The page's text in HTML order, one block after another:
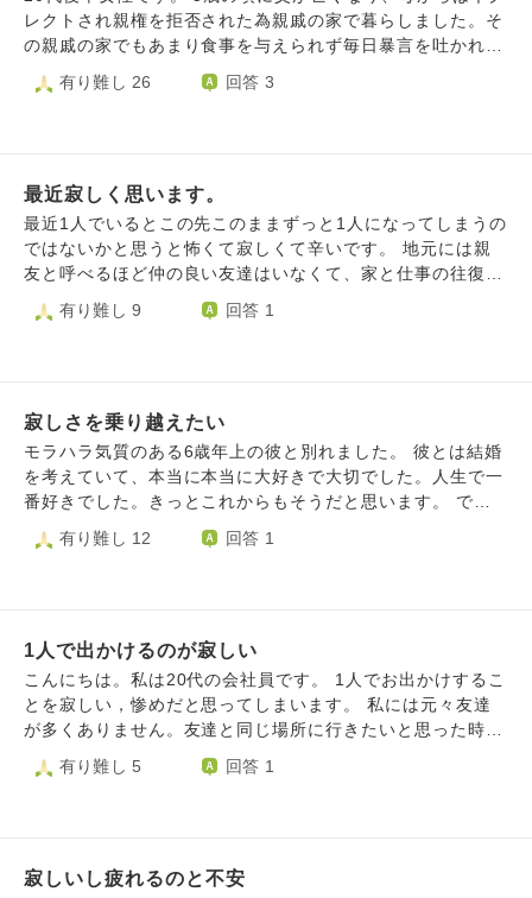
レクトされ親権を拒否された為親戚の家で暮らしました。そ
の親戚の家でもあまり食事を与えられず毎日暴言を吐かれ肩
身の狭い思いをして育ちました。 現在は会社員となり自立
して暮らしていますが5歳の頃からずっと虚しいです。 子ど
周りに迷惑をかけないようなるべく明るく普通の人に見える
よう振る舞っています。職場では優しい人達に囲まれていて
私は幸せ者のはずなのに過去に楽しかった思い出がない事や
自身の中身の空っぽさに人と話しが上手くあわず疲れます。
して子育てをする事で人生を明るくしていけばいいのは頭で
もの頃の自分がいて周りの幸せそうな人を妬んでしまいま
す。 どうして自分を守ってくれる人がいなかったのかと悔
しい気持ちで今でも泣いています。 20代後半にもなってく
よくよしている自分がすごく嫌いです。 色々な男の人とデ
た。 お父さんがいなくなった虚しさをどうしたら消せるで
有り難し 26 回答 3
最近寂しく思います。
最近1人でいるとこの先このままずっと1人になってしまうの
ではないかと思うと怖くて寂しくて辛いです。 地元には親
友と呼べるほど仲の良い友達はいなくて、家と仕事の往復の
毎日です。 家族とは仲は良いのですが、他の友達はそれぞ
れ彼氏とか結婚とかで日々変化しているのに私はこのままで
人暮らしして新しい目標に向かって頑張ろうとしてもやっぱ
り1人が怖いし、新しい環境や新しい仕事で頑張れる自信も
ありません。私のような人間のことを好きになる人なんてい
ないと思います。 本当に何もかも嫌になります。 生きてて
りだし、一歩踏み出す勇気もないし、友達も全然いない。
ぼっちでも諦めなければ人生変えることはできますか？
有り難し 9 回答 1
寂しさを乗り越えたい
モラハラ気質のある6歳年上の彼と別れました。 彼とは結婚
を考えていて、本当に本当に大好きで大切でした。人生で一
番好きでした。きっとこれからもそうだと思います。 でも
彼はモラハラで一度離婚しています。子供もいます。元奥様
が親権を持っていて、会っていないそうですが、私の親は猛
なにひどいことを言われても、でもそれでもいい一緒にいら
れるなら私が我慢すればいいと思っていました。 本当に大
好きでした。初めて会った時から、安心感があって、この人
と結婚するだろうなと思ってしまったのです。 別れ話も何
くて、一度距離を置いてみた時期もありましたが私はご飯が
した。 別れなくては、とは心の中でわかっていました。 今
有り難し 12 回答 1
1人で出かけるのが寂しい
こんにちは。私は20代の会社員です。 1人でお出かけするこ
とを寂しい，惨めだと思ってしまいます。 私には元々友達
が多くありません。友達と同じ場所に行きたいと思った時は
一緒にお出かけをします。しかし自分が行きたいと思ったレ
ストランや観光地に友達は興味がない場合、1人で行きま
のお客さんは友達同士で来ている人が多く自分が惨めに感じ
有り難し 5 回答 1
寂しいし疲れるのと不安